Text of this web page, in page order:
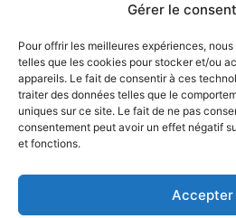
Gérer le
Pour offrir les meilleures expériences,
telles que les cookies pour stocker et/ou
appareils. Le fait de consentir à ces
traiter des données telles que le
uniques sur ce site. Le fait de ne pas
consentement peut avoir un effet négatif
et fonctions.
Accepter
Mairie d'Allex
6 Av. Henri Seguin, 26400
04 75 62 62 48
Contactez-nous !
Horaires d'ouvertue
Le lundi et mercredi : de 8h
Le mardi, jeudi, vendredi et